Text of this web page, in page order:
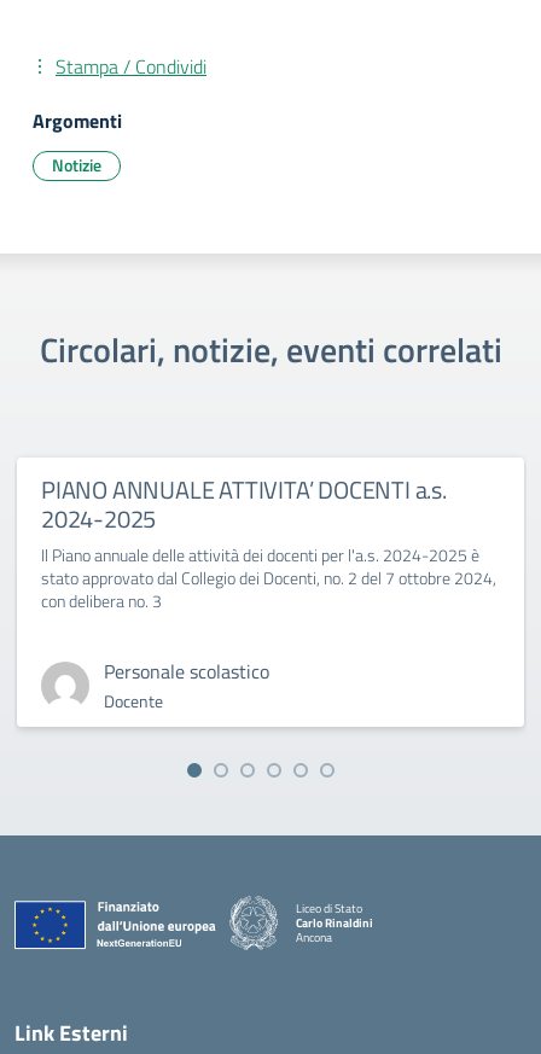
Stampa / Condividi
Argomenti
Notizie
Circolari, notizie, eventi correlati
PIANO ANNUALE ATTIVITA’ DOCENTI a.s.
2024-2025
Il Piano annuale delle attività dei docenti per l'a.s. 2024-2025 è
stato approvato dal Collegio dei Docenti, no. 2 del 7 ottobre 2024,
con delibera no. 3
Personale scolastico
Docente
Liceo di Stato
Carlo Rinaldini
Ancona
Link Esterni